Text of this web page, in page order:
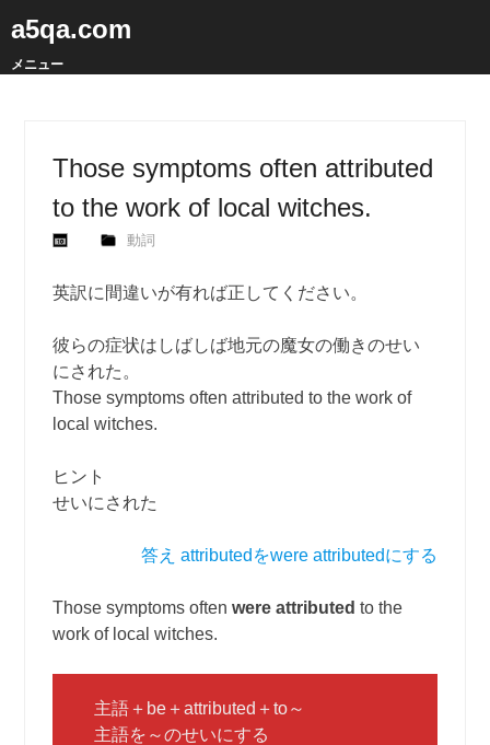
a5qa.com
メニュー
Those symptoms often attributed
to the work of local witches.
動詞
英訳に間違いが有れば正してください。
彼らの症状はしばしば地元の魔女の働きのせい
にされた。
Those symptoms often attributed to the work of
local witches.
ヒント
せいにされた
答え attributedをwere attributedにする
Those symptoms oftenwere attributed to the
work of local witches.
主語＋be＋attributed＋to～
主語を～のせいにする